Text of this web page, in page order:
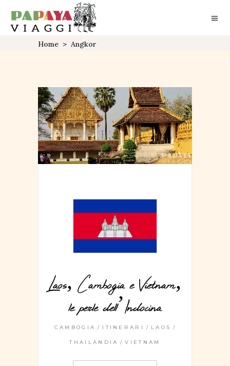
Home > Angkor
Laos, Cambogia e Vietnam,
le perle dell’Indocina
CAMBOGIA ITINERARI LAOS
THAILANDIA VIETNAM